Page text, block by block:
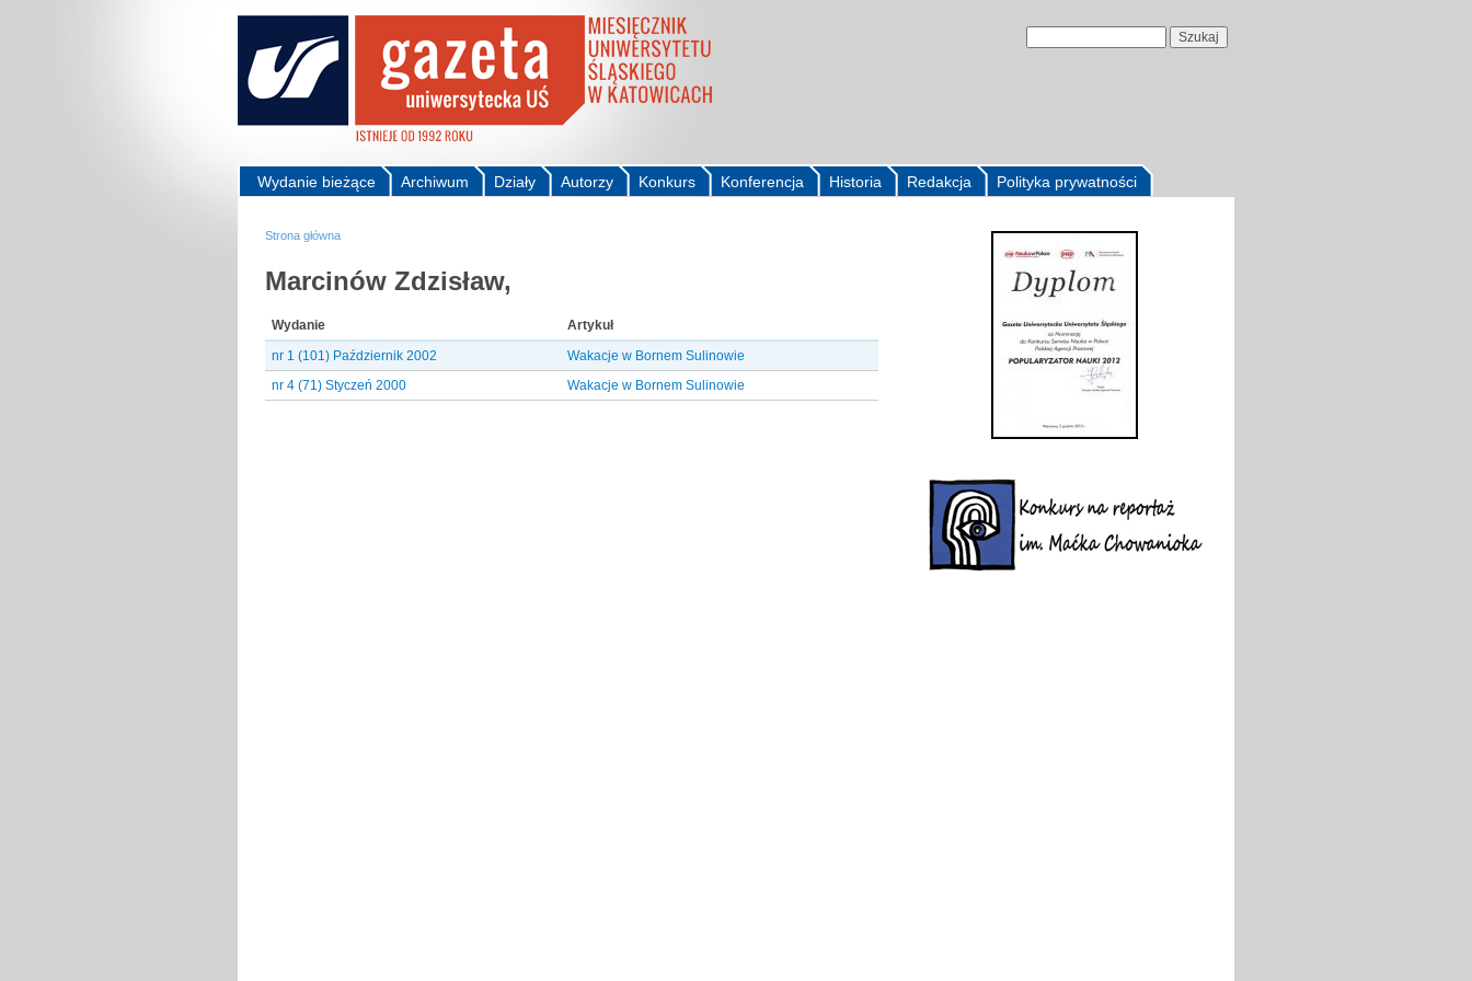
Polityka prywatności
Redakcja
Historia
Konferencja
Konkurs
Autorzy
Działy
Archiwum
Wydanie bieżące
Strona główna
Marcinów Zdzisław,
Wydanie
Artykuł
nr 1 (101) Październik 2002
Wakacje w Bornem Sulinowie
nr 4 (71) Styczeń 2000
Wakacje w Bornem Sulinowie